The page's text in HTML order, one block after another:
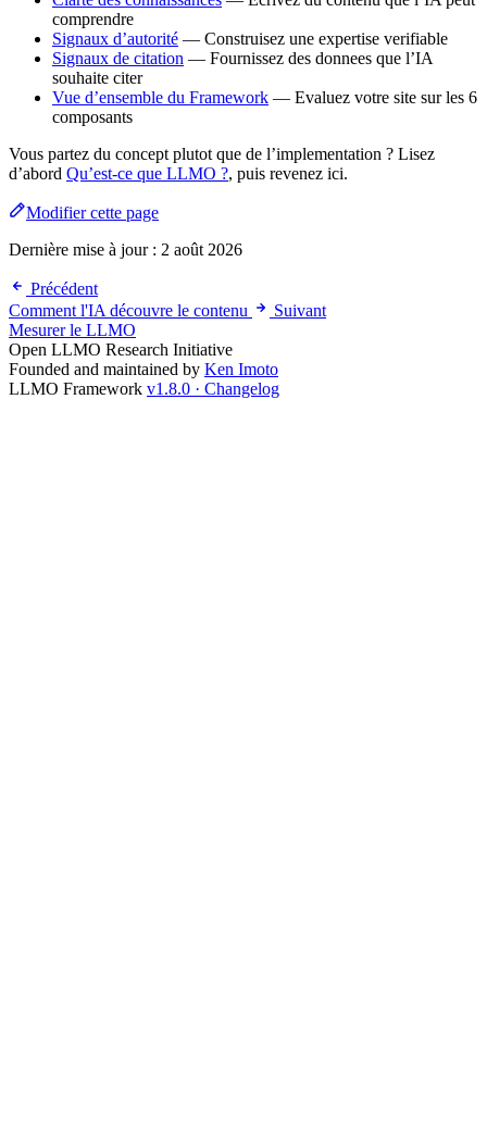
comprendre
Signaux d’autorité — Construisez une expertise verifiable
Signaux de citation — Fournissez des donnees que l’IA
souhaite citer
Vue d’ensemble du Framework — Evaluez votre site sur les 6
composants
Vous partez du concept plutot que de l’implementation ? Lisez
d’abord Qu’est-ce que LLMO ?, puis revenez ici.
Modifier cette page
Dernière mise à jour : 2 août 2026
Précédent
Comment l'IA découvre le contenu
Suivant
Mesurer le LLMO
Open LLMO Research Initiative
Founded and maintained by Ken Imoto
LLMO Framework v1.8.0 · Changelog